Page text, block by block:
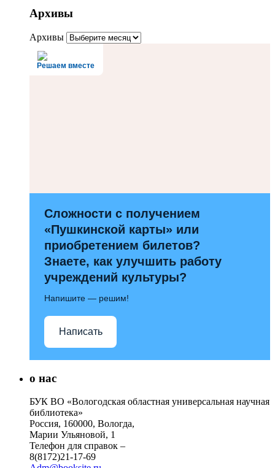
Архивы
Архивы
Решаем вместе
Сложности с получением
«Пушкинской карты» или
приобретением билетов?
Знаете, как улучшить работу
учреждений культуры?
Напишите — решим!
Написать
о нас
БУК ВО «Вологодская областная универсальная научная
библиотека»
Россия, 160000, Вологда,
Марии Ульяновой, 1
Телефон для справок –
8(8172)21-17-69